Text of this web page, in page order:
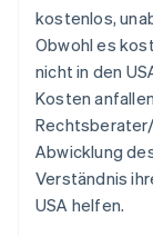
kostenlos,
Obwohl es
nicht in den
Kosten
Abwicklung
Verständnis
USA helfen.